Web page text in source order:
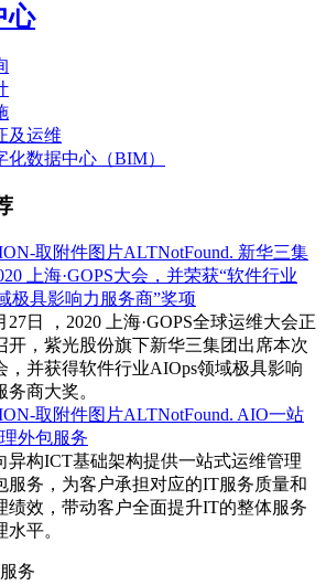
心
及运维
化数据中心（BIM）
新华三集
上海·GOPS大会，并荣获“软件行业
极具影响力服务商”奖项
27日 ，2020 上海·GOPS全球运维大会正
开，紫光股份旗下新华三集团出席本次
，并获得软件行业AIOps领域极具影响
务商大奖。
AIO一站
外包服务
异构ICT基础架构提供一站式运维管理
服务，为客户承担对应的IT服务质量和
绩效，带动客户全面提升IT的整体服务
水平。
务